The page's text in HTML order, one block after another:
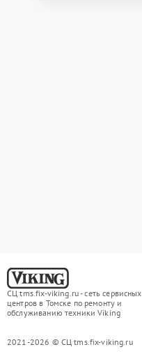
СЦ tms.fix-viking.ru - сеть сервисных
центров в Томске по ремонту и
обслуживанию техники Viking
2021-2026 © СЦ tms.fix-viking.ru